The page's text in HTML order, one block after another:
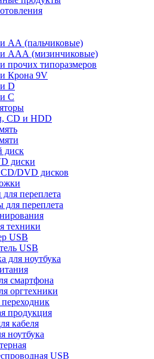
АА (пальчиковые)
ААА (мизинчиковые)
прочих типоразмеров
Крона 9V
D
С
CD и HDD
диск
диски
DVD дисков
переплета
переплета
техники
USB
USB
для ноутбука
смартфона
оргтехники
продукция
кабеля
ноутбука
USB